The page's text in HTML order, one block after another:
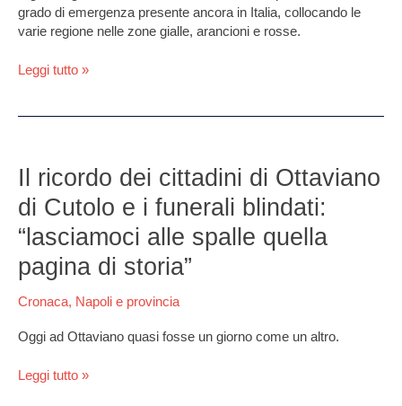
grado di emergenza presente ancora in Italia, collocando le
varie regione nelle zone gialle, arancioni e rosse.
zona
rossa:
delle
Leggi tutto »
Il ricordo dei cittadini di Ottaviano
di Cutolo e i funerali blindati:
“lasciamoci alle spalle quella
pagina di storia”
Cronaca, Napoli e provincia
Oggi ad Ottaviano quasi fosse un giorno come un altro.
ricordo
dei
cittadini
di
Ottaviano
di
Cutolo
e
funerali
“lasciamoci
Leggi tutto »